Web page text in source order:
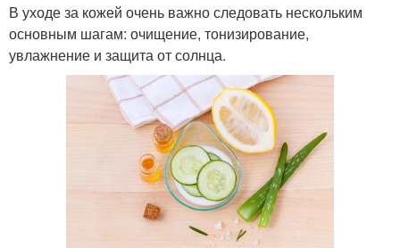
В уходе за кожей очень важно следовать нескольким
основным шагам: очищение, тонизирование,
увлажнение и защита от солнца.